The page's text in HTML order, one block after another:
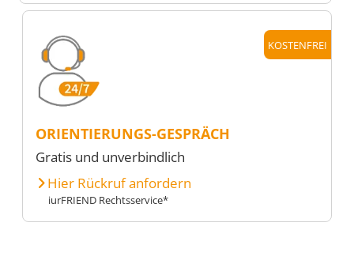
KOSTENFREI
ORIENTIERUNGS-GESPRÄCH
Gratis und unverbindlich
Hier Rückruf anfordern
iurFRIEND Rechtsservice*